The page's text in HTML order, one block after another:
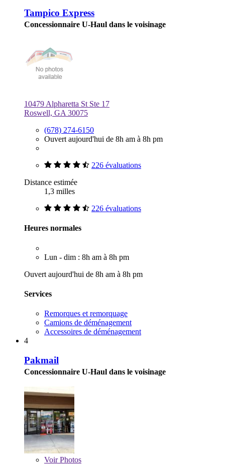
Tampico Express
Concessionnaire U-Haul dans le voisinage
10479 Alpharetta St Ste 17
Roswell, GA 30075
(678) 274-6150
Ouvert aujourd'hui de 8h am à 8h pm
226 évaluations
Distance estimée
1,3 milles
226 évaluations
Heures normales
Lun - dim : 8h am à 8h pm
Ouvert aujourd'hui de 8h am à 8h pm
Services
Remorques et remorquage
Camions de déménagement
Accessoires de déménagement
4
Pakmail
Concessionnaire U-Haul dans le voisinage
VoirPhotos